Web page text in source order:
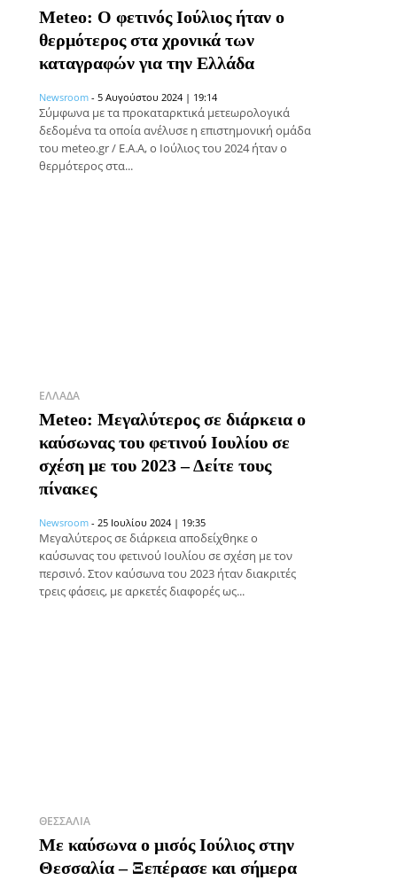
Meteo: Ο φετινός Ιούλιος ήταν ο
θερμότερος στα χρονικά των
καταγραφών για την Ελλάδα
Newsroom - 5 Αυγούστου 2024 | 19:14
Σύμφωνα με τα προκαταρκτικά μετεωρολογικά
δεδομένα τα οποία ανέλυσε η επιστημονική ομάδα
του meteo.gr / Ε.Α.Α, ο Ιούλιος του 2024 ήταν ο
θερμότερος στα...
ΕΛΛΆΔΑ
Meteo: Μεγαλύτερος σε διάρκεια ο
καύσωνας του φετινού Ιουλίου σε
σχέση με του 2023 – Δείτε τους
πίνακες
Newsroom - 25 Ιουλίου 2024 | 19:35
Μεγαλύτερος σε διάρκεια αποδείχθηκε ο
καύσωνας του φετινού Ιουλίου σε σχέση με τον
περσινό. Στον καύσωνα του 2023 ήταν διακριτές
τρεις φάσεις, με αρκετές διαφορές ως...
ΘΕΣΣΑΛΊΑ
Με καύσωνα ο μισός Ιούλιος στην
Θεσσαλία – Ξεπέρασε και σήμερα